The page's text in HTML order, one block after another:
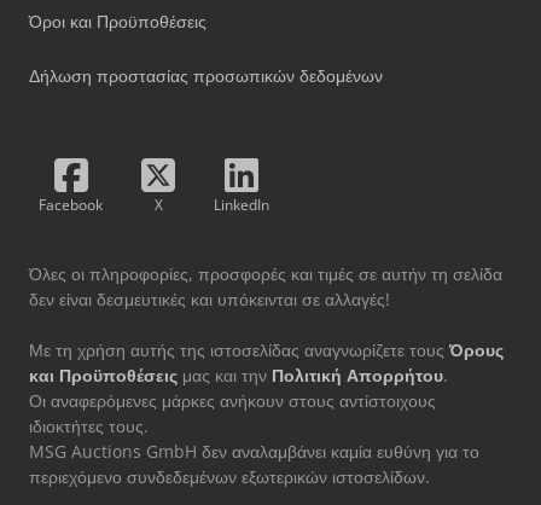
Όροι και Προϋποθέσεις
Δήλωση προστασίας προσωπικών δεδομένων
Facebook X LinkedIn
Όλες οι πληροφορίες, προσφορές και τιμές σε αυτήν τη σελίδα
δεν είναι δεσμευτικές και υπόκεινται σε αλλαγές!
Με τη χρήση αυτής της ιστοσελίδας αναγνωρίζετε τους Όρους
και Προϋποθέσεις μας και την Πολιτική Απορρήτου.
Οι αναφερόμενες μάρκες ανήκουν στους αντίστοιχους
ιδιοκτήτες τους.
MSG Auctions GmbH δεν αναλαμβάνει καμία ευθύνη για το
περιεχόμενο συνδεδεμένων εξωτερικών ιστοσελίδων.